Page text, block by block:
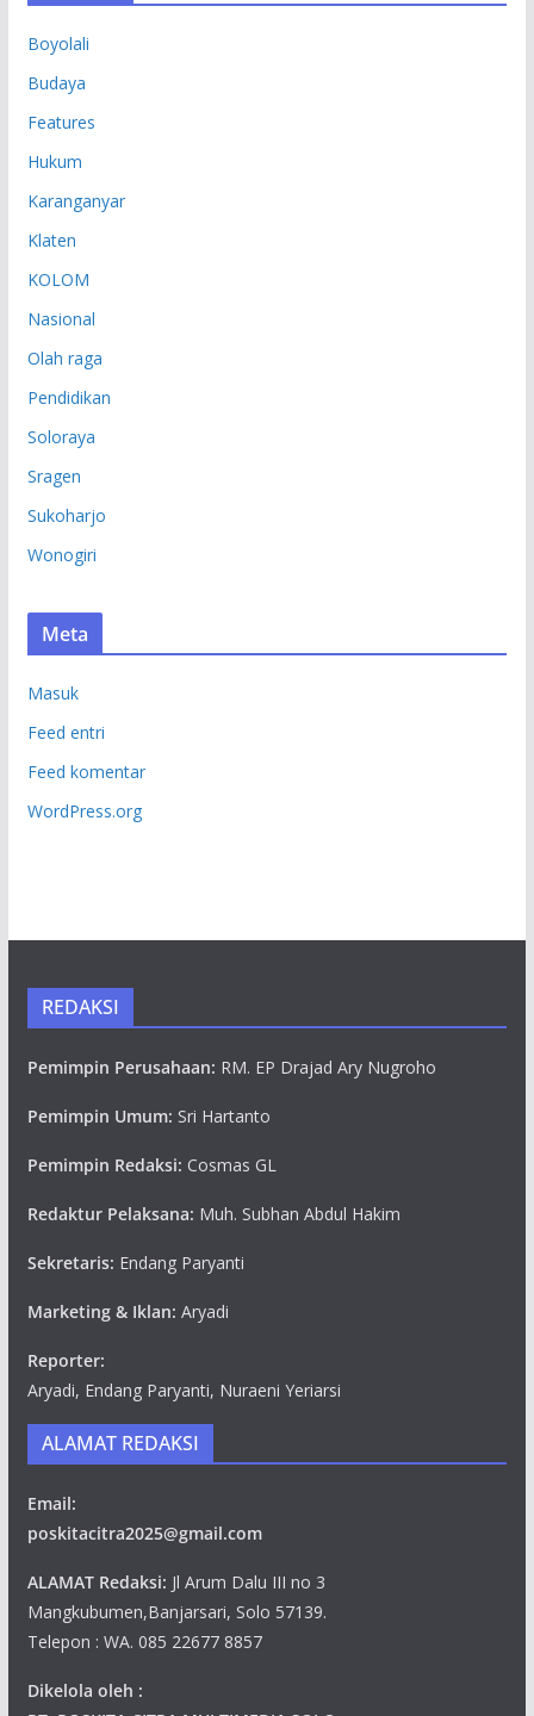
Boyolali
Budaya
Features
Hukum
Karanganyar
Klaten
KOLOM
Nasional
Olah raga
Pendidikan
Soloraya
Sragen
Sukoharjo
Wonogiri
Meta
Masuk
Feed entri
Feed komentar
WordPress.org
REDAKSI
Pemimpin Perusahaan: RM. EP Drajad Ary Nugroho
Pemimpin Umum: Sri Hartanto
Pemimpin Redaksi: Cosmas GL
Redaktur Pelaksana: Muh. Subhan Abdul Hakim
Sekretaris: Endang Paryanti
Marketing & Iklan: Aryadi
Reporter:
Aryadi, Endang Paryanti, Nuraeni Yeriarsi
ALAMAT REDAKSI
Email:
poskitacitra2025@gmail.com
ALAMAT Redaksi: Jl Arum Dalu III no 3
Mangkubumen,Banjarsari, Solo 57139.
Telepon : WA. 085 22677 8857
Dikelola oleh :